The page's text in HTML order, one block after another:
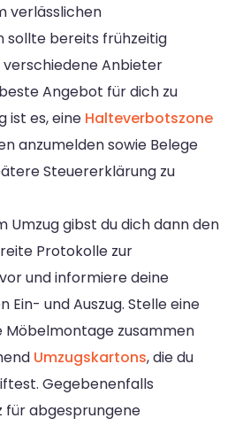
verlässlichen
sollte bereits frühzeitig
Anbieter
Angebot für dich zu
ist es, eine Halteverbotszone
anzumelden sowie Belege
Steuererklärung zu
Umzug gibst du dich dann den
Protokolle zur
und informiere deine
Ein- und Auszug. Stelle eine
Möbelmontage zusammen
Umzugskartons, die du
Gegebenenfalls
für abgesprungene